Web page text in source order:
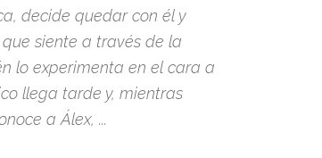
decide quedar con él y
siente a través de la
lo experimenta en el cara a
llega tarde y, mientras
a Álex, ...